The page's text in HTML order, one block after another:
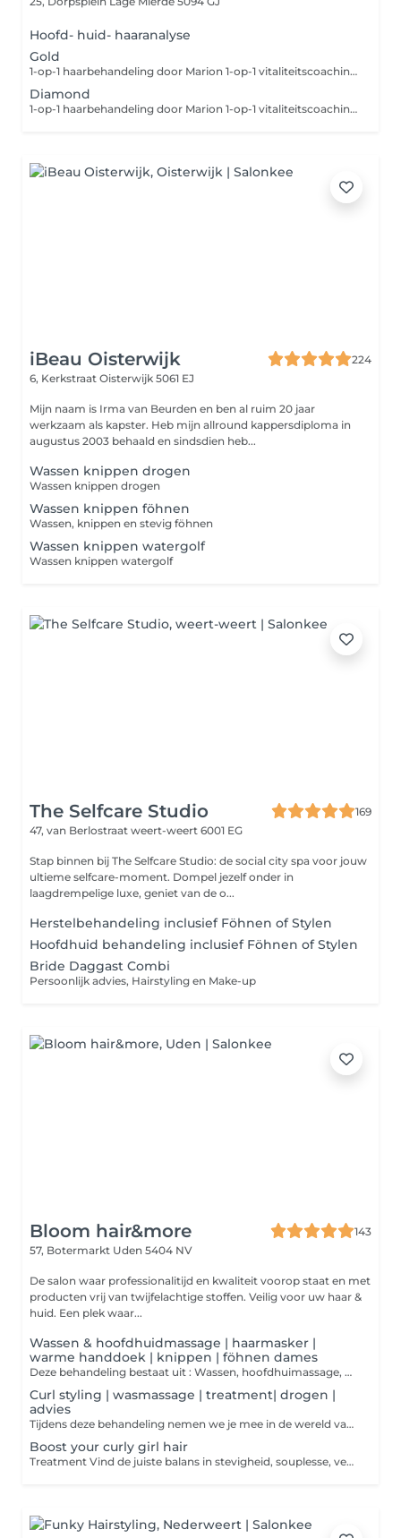
Hoofd- huid- haaranalyse
Gold
1-op-1 haarbehandeling door Marion 1-op-1 vitaliteitscoaching door Marion Duur: 1 dagdeel (+/- 2,5 uur) Exclusieve haarbehandeling, maximaal 12 per jaar: wassen, knippen en stylen. Basis kleurbehandeling: kleuren in een kleur die bij jou past. Gebruik van de beste verzorgingsproducten voor huid en haar Verwennerij met hapjes en drankjes Eenmalig: € 250,- excl. btw 3 maanden: €800,- excl. btw 12 maanden: €2500,- excl. btw. (Voor een toeslag van € 500,- krijg je na elke behandeling max 3 producten naar keuze ter ondersteuning van je behandeling mee naar huis)
Diamond
1-op-1 haarbehandeling door Marion 1-op-1 vitaliteitscoaching door Marion Duur: 1 dagdeel (+/- 3 uur) Exclusieve haarbehandeling, maximaal 12 per jaar: wassen, knippen en stylen Maatwerk behandeling, zoals: kleuren in een kleur die bij jou past, inclusief o.a. folies, PH-bonder, freestyle kleuren en een Heat Cure We bekijken per behandeling wat nodig is voor jouw haar Dermabrassie behandeling (optimaliseren van je hoofdhuid) Deep Recovery Mask Gebruik van de beste verzorgingsproducten voor huid en haar Verwennerij met hapjes en drankjes Eenmalig: € 300,- excl. btw 3 maanden: €875,- excl. btw 12 maanden: €3000,- excl. btw (voor een toeslag van € 500,- excl. btw, krijg je na elke behandeling max 3 producten naar keuze ter ondersteuning van je behandeling mee naar huis)
iBeau Oisterwijk
224
6, Kerkstraat Oisterwijk 5061 EJ
Mijn naam is Irma van Beurden en ben al ruim 20 jaar
werkzaam als kapster. Heb mijn allround kappersdiploma in
augustus 2003 behaald en sindsdien heb...
Wassen knippen drogen
Wassen knippen drogen
Wassen knippen föhnen
Wassen, knippen en stevig föhnen
Wassen knippen watergolf
Wassen knippen watergolf
The Selfcare Studio
169
47, van Berlostraat weert-weert 6001 EG
Stap binnen bij The Selfcare Studio: de social city spa voor jouw
ultieme selfcare-moment. Dompel jezelf onder in
laagdrempelige luxe, geniet van de o...
Herstelbehandeling inclusief Föhnen of Stylen
Hoofdhuid behandeling inclusief Föhnen of Stylen
Bride Daggast Combi
Persoonlijk advies, Hairstyling en Make-up
Bloom hair&more
143
57, Botermarkt Uden 5404 NV
De salon waar professionalitijd en kwaliteit voorop staat en met
producten vrij van twijfelachtige stoffen. Veilig voor uw haar &
huid. Een plek waar...
Wassen & hoofdhuidmassage | haarmasker |
warme handdoek | knippen | föhnen dames
Deze behandeling bestaat uit : Wassen, hoofdhuimassage, haarmasker, model knippen en het in model föhnen van het haar d. m.v borstels en diversen stylingtools. Tijdens deze behandeling wordt er maximaal gebruik gemaakt van stylingproducten zodat het haar een houdbaarheid heeft van 2-7 dagen. Dames exclusive! Altijd als uw haren gewassen worden wordt u getrakteerd op een ontspanningsmoment. Dit d.m.v. een warme handdoek na de wasmassage bij de wasbak.
Curl styling | wasmassage | treatment| drogen |
advies
Tijdens deze behandeling nemen we je mee in de wereld van krullend haar.We leggen je uit hoe je krullend haar het beste kunt verzorgen, opbouwen, herstellen en stylen. Zodat je naar huis kan met een nieuwe routine in stylen van mooi krullend haar.
Boost your curly girl hair
Treatment Vind de juiste balans in stevigheid, souplesse, veerkracht en vochtbalans. Een unieke salonbehandeling voor het haar! We brengen met deze treatment keratine tot diep in het haar waardoor uw haar wordt opgevuld en hersteld. U houdt hierbij uw eigen haarstructuur maar voelt weer als nieuw. De ideale behandeling voor krul haar haar wat meer stevigheid, glans, hydratatie, bundeling en veerkracht nodig heeft. Incl. drogen van het haar. Om uw haar optimaal in conditie te houden adviseren wij deze behandeling 4-6x per jaar te herhalen.